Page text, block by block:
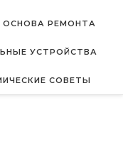
ОСНОВА РЕМОНТА
УСТРОЙСТВА
СОВЕТЫ